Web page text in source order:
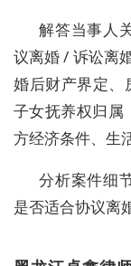
解答当事人
议离婚 / 诉讼离
婚后财产界定、
子女抚养权归属
方经济条件、生
分析案件细
是否适合协议离